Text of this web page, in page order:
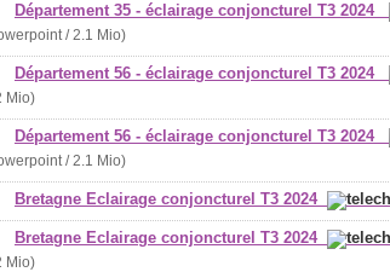
Département 35 - éclairage conjoncturel T3 2024
/ 2.1 Mio)
Département 56 - éclairage conjoncturel T3 2024
Mio)
Département 56 - éclairage conjoncturel T3 2024
/ 2.1 Mio)
Bretagne Eclairage conjoncturel T3 2024
Bretagne Eclairage conjoncturel T3 2024
Mio)